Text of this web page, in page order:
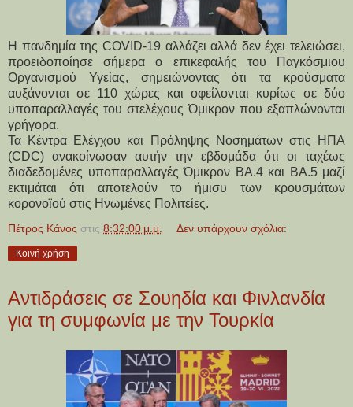
Η πανδημία της COVID-19 αλλάζει αλλά δεν έχει τελειώσει,
προειδοποίησε σήμερα ο επικεφαλής του Παγκόσμιου
Οργανισμού Υγείας, σημειώνοντας ότι τα κρούσματα
αυξάνονται σε 110 χώρες και οφείλονται κυρίως σε δύο
υποπαραλλαγές του στελέχους Όμικρον που εξαπλώνονται
γρήγορα.
Τα Κέντρα Ελέγχου και Πρόληψης Νοσημάτων στις ΗΠΑ
(CDC) ανακοίνωσαν αυτήν την εβδομάδα ότι οι ταχέως
διαδεδομένες υποπαραλλαγές Όμικρον BA.4 και BA.5 μαζί
εκτιμάται ότι αποτελούν το ήμισυ των κρουσμάτων
κορονοϊού στις Ηνωμένες Πολιτείες.
Πέτρος Κάνος στις 8:32:00 μ.μ. Δεν υπάρχουν σχόλια:
Κοινή χρήση
Αντιδράσεις σε Σουηδία και Φινλανδία
για τη συμφωνία με την Τουρκία